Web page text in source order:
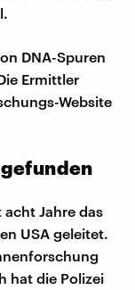
DNA-Spuren
Ermittler
Website
Jahre das
USA geleitet.
hat die Polizei